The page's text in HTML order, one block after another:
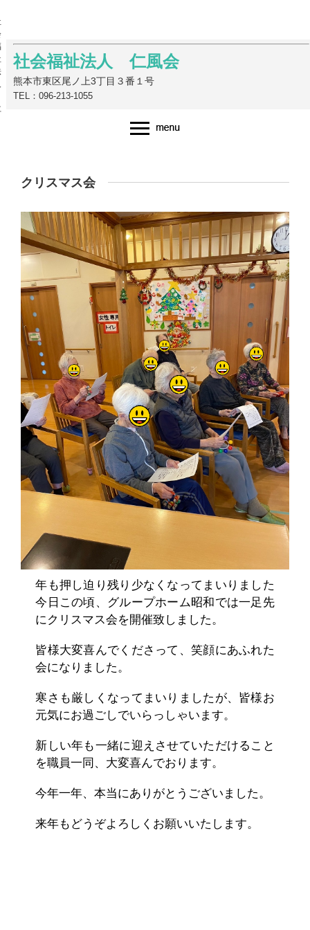
社会福祉法人 仁風会
熊本市東区尾ノ上3丁目３番１号
TEL：096-213-1055
クリスマス会
年も押し迫り残り少なくなってまいりました
今日この頃、グループホーム昭和では一足先
にクリスマス会を開催致しました。
皆様大変喜んでくださって、笑顔にあふれた
会になりました。
寒さも厳しくなってまいりましたが、皆様お
元気にお過ごしでいらっしゃいます。
新しい年も一緒に迎えさせていただけること
を職員一同、大変喜んでおります。
今年一年、本当にありがとうございました。
来年もどうぞよろしくお願いいたします。